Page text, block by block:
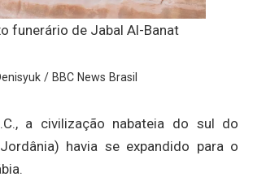
funerário de Jabal Al-Banat
/ BBC News Brasil
a civilização nabateia do sul do
havia se expandido para o